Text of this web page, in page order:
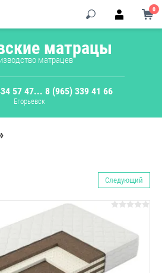
0
матрацы
матрацев
57 47... 8 (965) 339 41 66
Егорьевск
Следующий